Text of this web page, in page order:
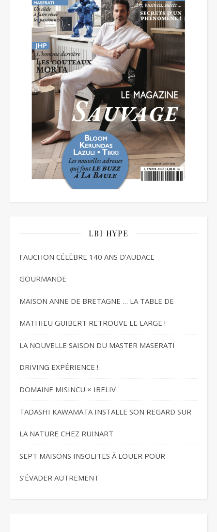
LBI HYPE
FAUCHON CÉLÈBRE 140 ANS D’AUDACE
GOURMANDE
MAISON ANNE DE BRETAGNE … LA TABLE DE
MATHIEU GUIBERT RETROUVE LE LARGE !
LA NOUVELLE SAISON DU MASTER MASERATI
DRIVING EXPÉRIENCE !
DOMAINE MISINCU × IBELIV
TADASHI KAWAMATA INSTALLE SON REGARD SUR
LA NATURE CHEZ RUINART
SEPT MAISONS INSOLITES À LOUER POUR
S’ÉVADER AUTREMENT